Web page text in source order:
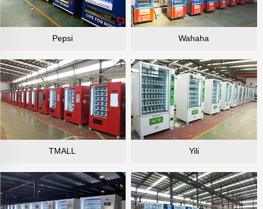
Pepsi Wahaha
TMALL Yili